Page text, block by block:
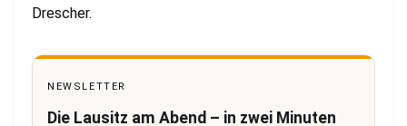
Drescher.
NEWSLETTER
Die Lausitz am Abend – in zwei Minuten